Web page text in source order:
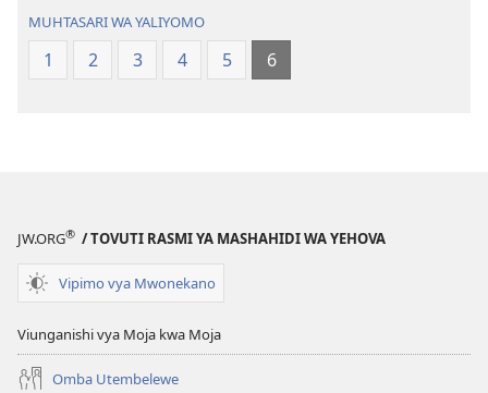
MUHTASARI WA YALIYOMO
1 2 3 4 5 6
JW.ORG® / TOVUTI RASMI YA MASHAHIDI WA YEHOVA
Vipimo vya Mwonekano
Viunganishi vya Moja kwa Moja
Omba Utembelewe